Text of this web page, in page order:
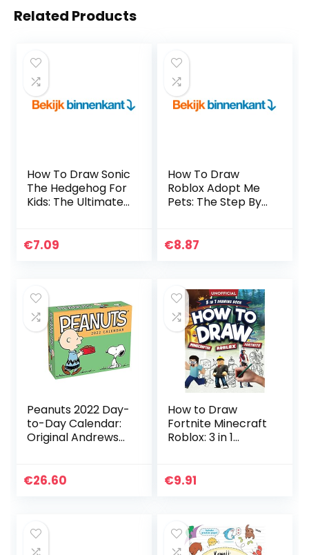
Related Products
How To Draw Sonic
The Hedgehog For
Kids: The Ultimate
The Hedgehog
€7.09
How To Draw
Roblox Adopt Me
Pets: The Step By
Roblox Adopt Me
€8.87
Peanuts 2022 Day-
to-Day Calendar:
Original Andrews
der [Kalendar]
€26.60
How to Draw
Fortnite Minecraft
Roblox: 3 in 1
Minecraft Roblox
€9.91